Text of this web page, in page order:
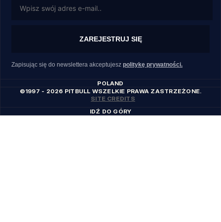
ZAREJESTRUJ SIĘ
Zapisując się do newslettera akceptujesz politykę prywatności.
POLAND
©1997 - 2026 PITBULL WSZELKIE PRAWA ZASTRZEŻONE.
SITE CREDITS
IDŹ DO GÓRY